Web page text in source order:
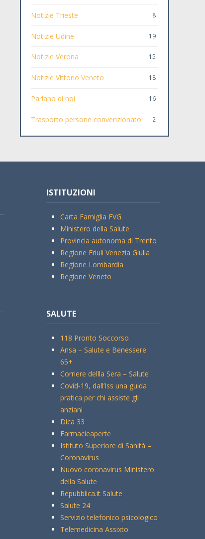
Notizie Trieste 8
Notizie Udine 19
Notizie Verona 15
Notizie Vittorio Veneto 18
Parlano di noi 16
Trasporto persone convenzionato 2
ISTITUZIONI
Carta Famiglia FVG
Ministero della Salute
Provincia autonoma di Trento
Regione Friuli Venezia Giulia
Regione Lombardia
Regione Veneto
SALUTE
118 Pronto Soccorso
Ansa – Salute e Benessere
65+
Corriere dellla Sera – Salute
Covid-19, dall’Iss una guida
pratica per chi assiste gli
anziani
Dica 33
Farmacieaperte
Istituto Superiore di Sanità –
Coronavirus
Nuovo coronavirus Ministero
della Salute
Repubblica.it Salute
Salute 24
Servizio telefonico psicologico
Telemedicina Assixto